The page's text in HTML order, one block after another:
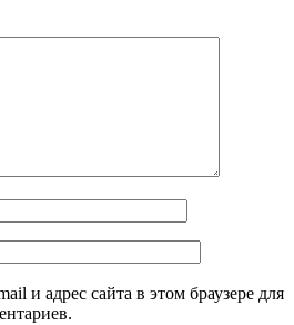
и адрес сайта в этом браузере для